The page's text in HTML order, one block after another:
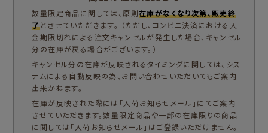
数量限定商品に関しては、原則在庫がなくなり次第、販売終
了とさせていただきます。 （ただし、コンビニ決済における入
金期限切れによる注文キャンセルが発生した場合、キャンセル
分の在庫が戻る場合がございます。）
キャンセル分の在庫が反映されるタイミングに関しては、シス
テムによる自動反映の為、お問い合わせいただいてもご案内
出来かねます。
在庫が反映された際には「入荷お知らせメール」にてご案内
させていただきます。数量限定商品や一部の在庫限りの商品
に関しては「入荷お知らせメール」はご登録いただけません。